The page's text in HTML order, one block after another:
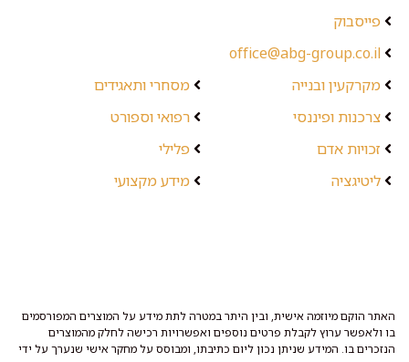
פייסבוק
office@abg-group.co.il
מקרקעין ובנייה
צרכנות ופיננסי
זכויות אדם
ליטיגציה
מסחרי ותאגידים
רפואי וספורט
פלילי
מידע מקצועי
האתר הוקם מיוזמה אישית, ובין היתר במטרה לתת מידע על המוצרים המפורסמים
בו ולאפשר ערוץ לקבלת פרטים נוספים ואפשרויות רכישה לחלק מהמוצרים
הנזכרים בו. המידע שניתן נכון ליום כתיבתו, ומבוסס על מחקר אישי שנערך על ידי